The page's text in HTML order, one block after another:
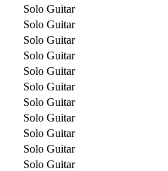
Solo Guitar
Solo Guitar
Solo Guitar
Solo Guitar
Solo Guitar
Solo Guitar
Solo Guitar
Solo Guitar
Solo Guitar
Solo Guitar
Solo Guitar